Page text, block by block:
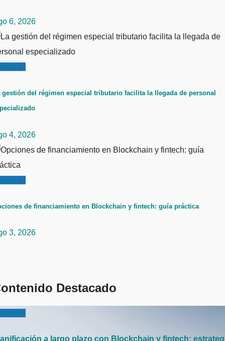
6, 2026
gestión del régimen especial tributario facilita la llegada de personal
4, 2026
de financiamiento en Blockchain y fintech: guía práctica
3, 2026
Destacado
a largo plazo con Blockchain y fintech: